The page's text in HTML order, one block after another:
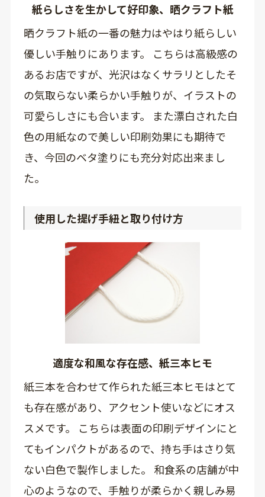
紙らしさを生かして好印象、晒クラフト紙
晒クラフト紙の一番の魅力はやはり紙らしい
優しい手触りにあります。 こちらは高級感の
あるお店ですが、光沢はなくサラリとしたそ
の気取らない柔らかい手触りが、イラストの
可愛らしさにも合います。 また漂白された白
色の用紙なので美しい印刷効果にも期待で
き、今回のベタ塗りにも充分対応出来まし
た。
使用した提げ手紐と取り付け方
適度な和風な存在感、紙三本ヒモ
紙三本を合わせて作られた紙三本ヒモはとて
も存在感があり、アクセント使いなどにオス
スメです。 こちらは表面の印刷デザインにと
てもインパクトがあるので、持ち手はさり気
ない白色で製作しました。 和食系の店舗が中
心のようなので、手触りが柔らかく親しみ易